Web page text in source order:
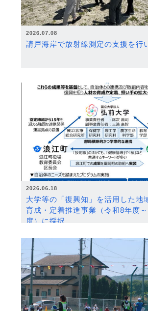
2026.07.08
請戸海岸で放射線測定の支援を行
2026.06.18
大学等の「復興知」を活用した地
育成・定着推進事業（令和8年度
度）に採択